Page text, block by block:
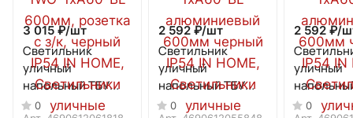
3 015 ₽/шт
Светильник
уличный
напольный ТБУ
ART-RP600-1WO-
0
2 592 ₽/шт
Светильник
уличный
напольный ТБУ
SMOKY-SP600-
0
2 592 ₽/
уличный
AMBER-
0